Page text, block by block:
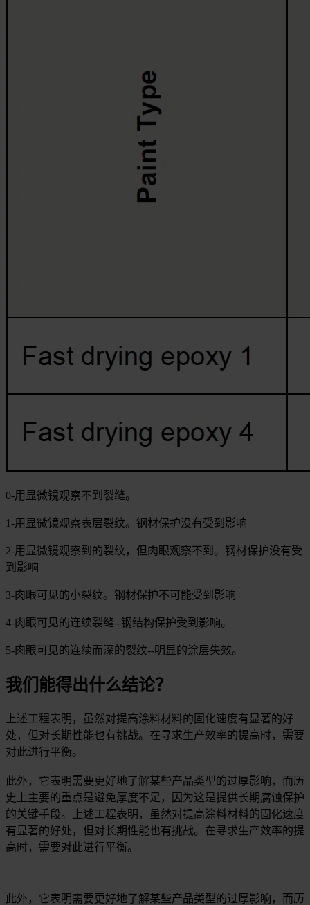
0-用显微镜观察不到裂缝。
1-用显微镜观察表层裂纹。钢材保护没有受到影响
2-用显微镜观察到的裂纹，但肉眼观察不到。钢材保护没有受
到影响
3-肉眼可见的小裂纹。钢材保护不可能受到影响
4-肉眼可见的连续裂缝--钢结构保护受到影响。
5-肉眼可见的连续而深的裂纹--明显的涂层失效。
我们能得出什么结论？
上述工程表明，虽然对提高涂料材料的固化速度有显著的好
处，但对长期性能也有挑战。在寻求生产效率的提高时，需要
对此进行平衡。
此外，它表明需要更好地了解某些产品类型的过厚影响，而历
史上主要的重点是避免厚度不足，因为这是提供长期腐蚀保护
的关键手段。上述工程表明，虽然对提高涂料材料的固化速度
有显著的好处，但对长期性能也有挑战。在寻求生产效率的提
高时，需要对此进行平衡。
此外，它表明需要更好地了解某些产品类型的过厚影响，而历